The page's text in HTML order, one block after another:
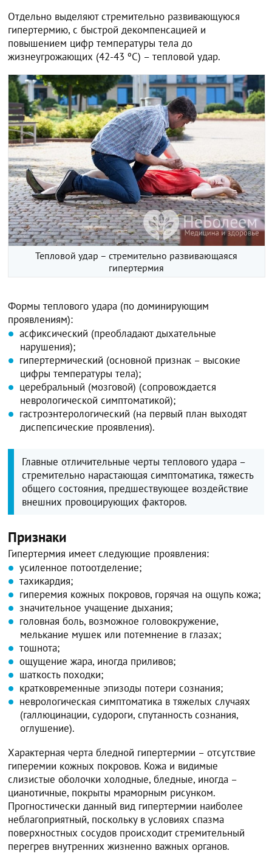
Отдельно выделяют стремительно развивающуюся
гипертермию, с быстрой декомпенсацией и
повышением цифр температуры тела до
жизнеугрожающих (42-43 ºС) – тепловой удар.
Тепловой удар – стремительно развивающаяся
гипертермия
Формы теплового удара (по доминирующим
проявлениям):
асфиксический (преобладают дыхательные
нарушения);
гипертермический (основной признак – высокие
цифры температуры тела);
церебральный (мозговой) (сопровождается
неврологической симптоматикой);
гастроэнтерологический (на первый план выходят
диспепсические проявления).
Главные отличительные черты теплового удара –
стремительно нарастающая симптоматика, тяжесть
общего состояния, предшествующее воздействие
внешних провоцирующих факторов.
Признаки
Гипертермия имеет следующие проявления:
усиленное потоотделение;
тахикардия;
гиперемия кожных покровов, горячая на ощупь кожа;
значительное учащение дыхания;
головная боль, возможное головокружение,
мелькание мушек или потемнение в глазах;
тошнота;
ощущение жара, иногда приливов;
шаткость походки;
кратковременные эпизоды потери сознания;
неврологическая симптоматика в тяжелых случаях
(галлюцинации, судороги, спутанность сознания,
оглушение).
Характерная черта бледной гипертермии – отсутствие
гиперемии кожных покровов. Кожа и видимые
слизистые оболочки холодные, бледные, иногда –
цианотичные, покрыты мраморным рисунком.
Прогностически данный вид гипертермии наиболее
неблагоприятный, поскольку в условиях спазма
поверхностных сосудов происходит стремительный
перегрев внутренних жизненно важных органов.